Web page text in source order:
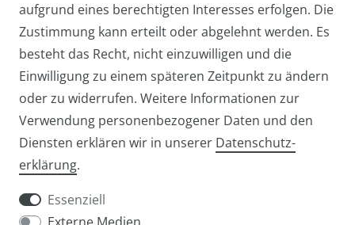
Widerrufs­formular
aufgrund eines berechtigten Interesses erfolgen. Die
Zustimmung kann erteilt oder abgelehnt werden. Es
besteht das Recht, nicht einzuwilligen und die
Einwilligung zu einem späteren Zeitpunkt zu ändern
oder zu widerrufen. Weitere Informationen zur
Verwendung personenbezogener Daten und den
Diensten erklären wir in unserer Daten­schutz­
erklärung.
Essenziell